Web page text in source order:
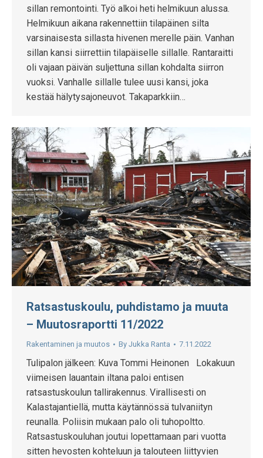
sillan remontointi. Työ alkoi heti helmikuun alussa.
Helmikuun aikana rakennettiin tilapäinen silta
varsinaisesta sillasta hivenen merelle päin. Vanhan
sillan kansi siirrettiin tilapäiselle sillalle. Rantaraitti
oli vajaan päivän suljettuna sillan kohdalta siirron
vuoksi. Vanhalle sillalle tulee uusi kansi, joka
kestää hälytysajoneuvot. Takaparkkiin…
Ratsastuskoulu, puhdistamo ja muuta
– Muutosraportti 11/2022
Rakentaminen ja muutos By Jukka Ranta 7.11.2022
Tulipalon jälkeen: Kuva Tommi Heinonen Lokakuun
viimeisen lauantain iltana paloi entisen
ratsastuskoulun tallirakennus. Virallisesti on
Kalastajantiellä, mutta käytännössä tulvaniityn
reunalla. Poliisin mukaan palo oli tuhopoltto.
Ratsastuskouluhan joutui lopettamaan pari vuotta
sitten hevosten kohteluun ja talouteen liittyvien